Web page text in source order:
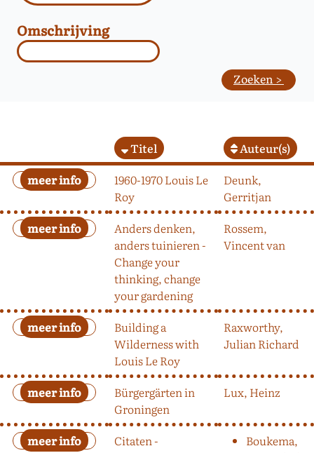
Omschrijving
Titel Auteur(s)
1960-1970 Louis Le
Roy
Deunk,
Gerritjan
Anders denken,
anders tuinieren -
Change your
thinking, change
your gardening
Rossem,
Vincent van
Building a
Wilderness with
Louis Le Roy
Raxworthy,
Julian Richard
Bürgergärten in
Groningen
Lux, Heinz
Citaten -
Boukema,